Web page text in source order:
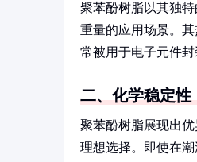
聚苯酚树脂以其独
重量的应用场景。
常被用于电子元件封
二、化学稳定性
聚苯酚树脂展现出
理想选择。即使在